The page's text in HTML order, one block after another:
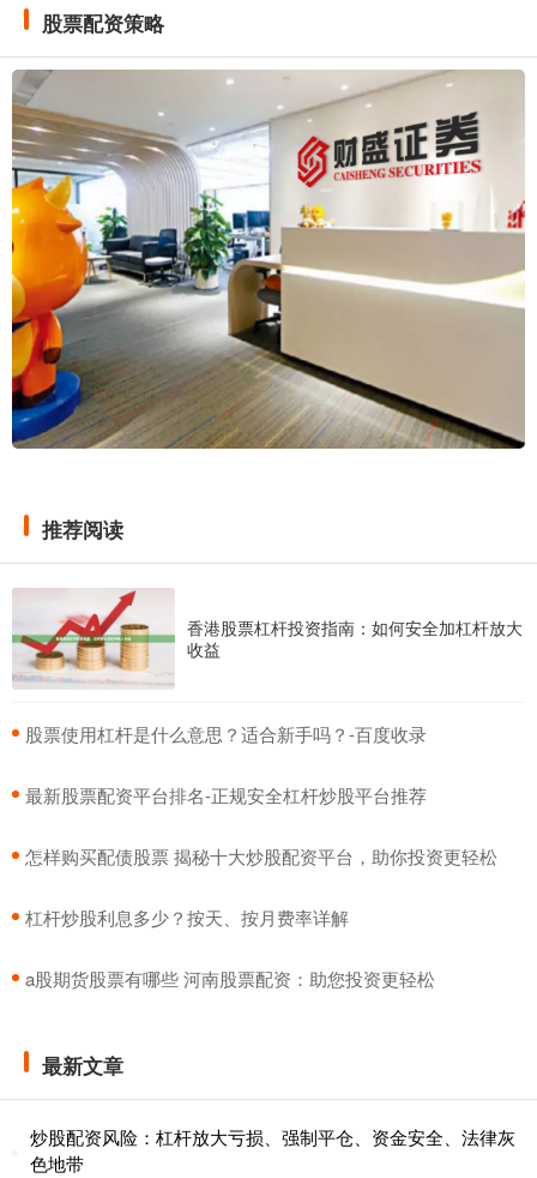
股票配资策略
推荐阅读
香港股票杠杆投资指南：如何安全加杠杆放大
收益
​股票使用杠杆是什么意思？适合新手吗？-百度收录
​最新股票配资平台排名-正规安全杠杆炒股平台推荐
​怎样购买配债股票 揭秘十大炒股配资平台，助你投资更轻松
​杠杆炒股利息多少？按天、按月费率详解
​a股期货股票有哪些 河南股票配资：助您投资更轻松
最新文章
炒股配资风险：杠杆放大亏损、强制平仓、资金安全、法律灰
色地带